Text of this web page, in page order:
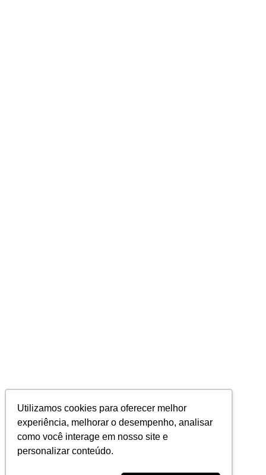
Utilizamos cookies para oferecer melhor
experiência, melhorar o desempenho, analisar
como você interage em nosso site e
personalizar conteúdo.